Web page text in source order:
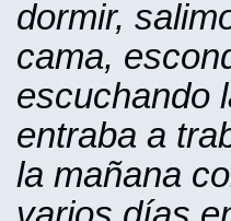
dormir,
cama,
escuchando
entraba a
la mañana